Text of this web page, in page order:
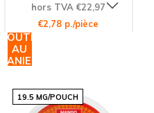
hors TVA €22,97
€2,78 p./pièce
AJOUTER
AU
PANIER
19.5 MG/POUCH